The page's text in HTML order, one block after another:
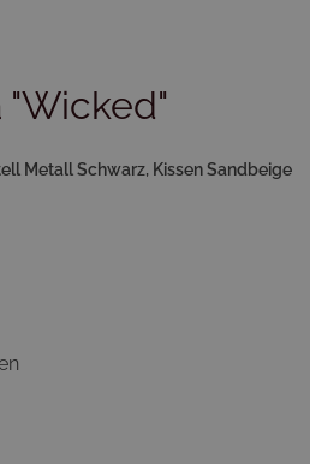
Metall Schwarz, Kissen Sandbeige